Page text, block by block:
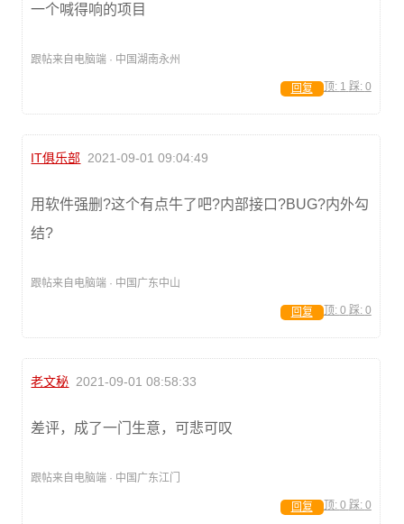
一个喊得响的项目
跟帖来自电脑端 · 中国湖南永州
顶: 1 踩: 0
回复
IT俱乐部 2021-09-01 09:04:49
用软件强删?这个有点牛了吧?内部接口?BUG?内外勾
结?
跟帖来自电脑端 · 中国广东中山
顶: 0 踩: 0
回复
老文秘 2021-09-01 08:58:33
差评，成了一门生意，可悲可叹
跟帖来自电脑端 · 中国广东江门
顶: 0 踩: 0
回复